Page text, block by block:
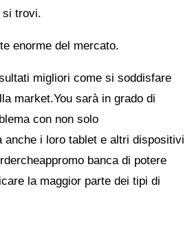
si trovi.
enorme del mercato.
migliori come si soddisfare
market.You sarà in grado di
con non solo
anche i loro tablet e altri dispositivi
banca di potere
la maggior parte dei tipi di